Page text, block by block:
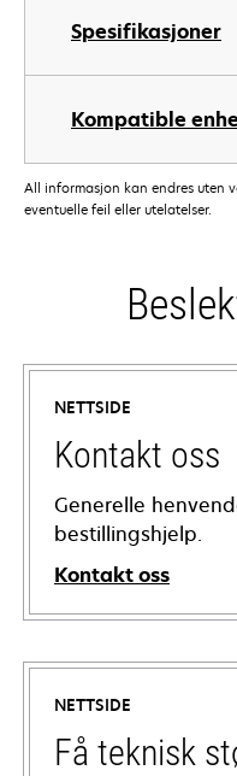
Spesifikasjoner
Kompatible
All informasjon kan endres uten
eventuelle feil eller utelatelser.
NETTSIDE
Kontakt oss
Generelle
bestillingshjelp.
Kontakt oss
NETTSIDE
Få teknisk